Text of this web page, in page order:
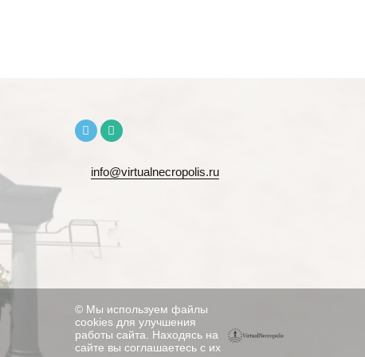
info@virtualnecropolis.ru
© Мы используем файлы
cookies для улучшения
работы сайта. Находясь на
сайте вы соглашаетесь с их